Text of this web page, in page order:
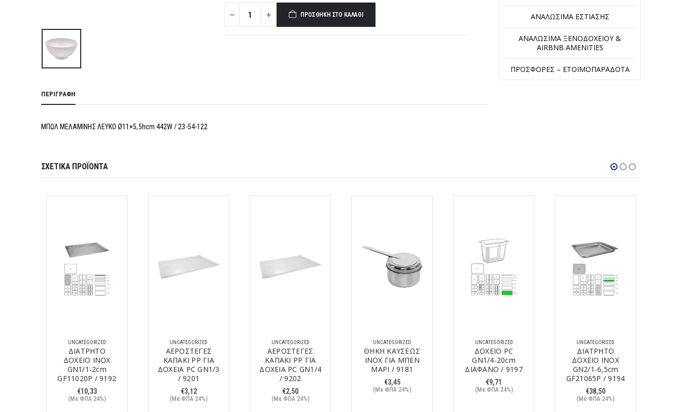
ΠΡΟΣΘΉΚΗ ΣΤΟ ΚΑΛΆΘΙ
ΠΕΡΙΓΡΑΦΉ
ΜΠΩΛ ΜΕΛΑΜΙΝΗΣ ΛΕΥΚΟ Ø11×5,5hcm 442W / 23-54-122
ΑΝΑΛΏΣΙΜΑ ΕΣΤΊΑΣΗΣ
ΑΝΑΛΏΣΙΜΑ ΞΕΝΟΔΟΧΕΊΟΥ &
AIRBNB AMENITIES
ΠΡΟΣΦΟΡΈΣ – ΕΤΟΙΜΟΠΑΡΆΔΟΤΑ
ΣΧΕΤΙΚΆ ΠΡΟΪΌΝΤΑ
UNCATEGORIZED
ΔΙΑΤΡΗΤΟ
ΔΟΧΕΙΟ ΙΝΟΧ
GN1/1-2cm
GF11020P / 9192
€10,33
(Με ΦΠΑ 24%)
UNCATEGORIZED
ΑΕΡΟΣΤΕΓΕΣ
ΚΑΠΑΚΙ PP ΓΙΑ
ΔΟΧΕΙΑ PC GN1/3
/ 9201
€3,12
(Με ΦΠΑ 24%)
UNCATEGORIZED
ΑΕΡΟΣΤΕΓΕΣ
ΚΑΠΑΚΙ PP ΓΙΑ
ΔΟΧΕΙΑ PC GN1/4
/ 9202
€2,50
(Με ΦΠΑ 24%)
UNCATEGORIZED
ΘΗΚΗ ΚΑΥΣΕΩΣ
ΙΝΟΧ ΓΙΑ ΜΠΕΝ
ΜΑΡΙ / 9181
€3,45
(Με ΦΠΑ 24%)
UNCATEGORIZED
ΔΟΧΕΙΟ PC
GN1/4-20cm
ΔΙΑΦΑΝΟ / 9197
€9,71
(Με ΦΠΑ 24%)
UNCATEGORIZED
ΔΙΑΤΡΗΤΟ
ΔΟΧΕΙΟ ΙΝΟΧ
GN2/1-6,5cm
GF21065P / 9194
€38,50
(Με ΦΠΑ 24%)